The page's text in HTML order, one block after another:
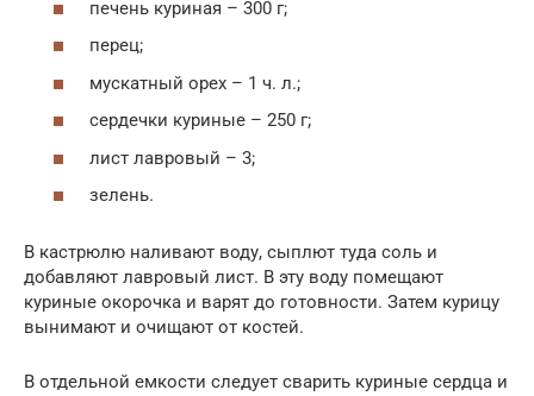
печень куриная – 300 г;
перец;
мускатный орех – 1 ч. л.;
сердечки куриные – 250 г;
лист лавровый – 3;
зелень.
В кастрюлю наливают воду, сыплют туда соль и
добавляют лавровый лист. В эту воду помещают
куриные окорочка и варят до готовности. Затем курицу
вынимают и очищают от костей.
В отдельной емкости следует сварить куриные сердца и